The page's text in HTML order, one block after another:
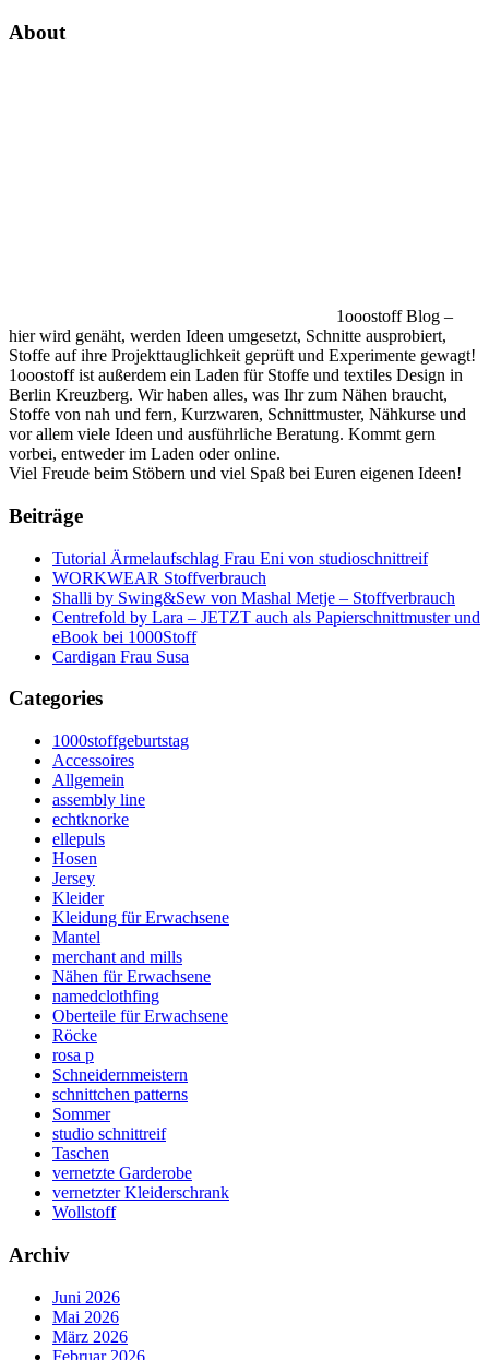
About
1ooostoff Blog –
hier wird genäht, werden Ideen umgesetzt, Schnitte ausprobiert,
Stoffe auf ihre Projekttauglichkeit geprüft und Experimente gewagt!
1ooostoff ist außerdem ein Laden für Stoffe und textiles Design in
Berlin Kreuzberg. Wir haben alles, was Ihr zum Nähen braucht,
Stoffe von nah und fern, Kurzwaren, Schnittmuster, Nähkurse und
vor allem viele Ideen und ausführliche Beratung. Kommt gern
vorbei, entweder im Laden oder online.
Viel Freude beim Stöbern und viel Spaß bei Euren eigenen Ideen!
Beiträge
Tutorial Ärmelaufschlag Frau Eni von studioschnittreif
WORKWEAR Stoffverbrauch
Shalli by Swing&Sew von Mashal Metje – Stoffverbrauch
Centrefold by Lara – JETZT auch als Papierschnittmuster und
eBook bei 1000Stoff
Cardigan Frau Susa
Categories
1000stoffgeburtstag
Accessoires
Allgemein
assembly line
echtknorke
ellepuls
Hosen
Jersey
Kleider
Kleidung für Erwachsene
Mantel
merchant and mills
Nähen für Erwachsene
namedclothfing
Oberteile für Erwachsene
Röcke
rosa p
Schneidernmeistern
schnittchen patterns
Sommer
studio schnittreif
Taschen
vernetzte Garderobe
vernetzter Kleiderschrank
Wollstoff
Archiv
Juni 2026
Mai 2026
März 2026
Februar 2026